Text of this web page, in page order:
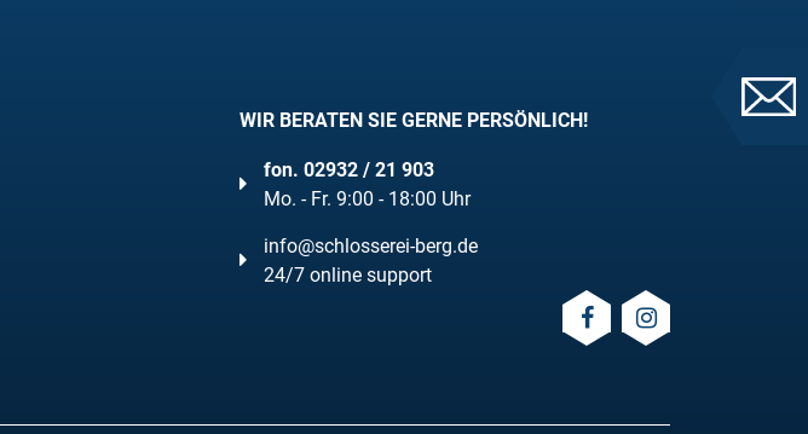
WIR BERATEN SIE GERNE PERSÖNLICH!
fon. 02932 / 21 903
Mo. - Fr. 9:00 - 18:00 Uhr
info@schlosserei-berg.de
24/7 online support